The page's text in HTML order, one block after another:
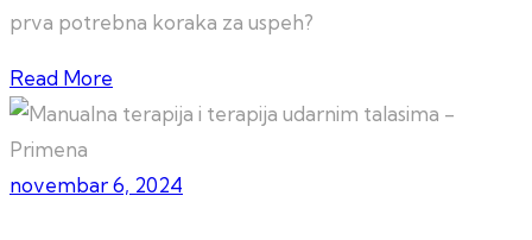
prva potrebna koraka za uspeh?
Read More
novembar 6, 2024